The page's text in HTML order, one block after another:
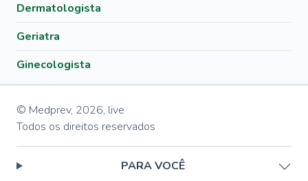
Dermatologista
Geriatra
Ginecologista
© Medprev, 2026, live
Todos os direitos reservados
PARA VOCÊ